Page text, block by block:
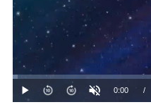
Mainkan
Suara
Hidup
Waktu
0:00 /
Dimuat:
1.66%